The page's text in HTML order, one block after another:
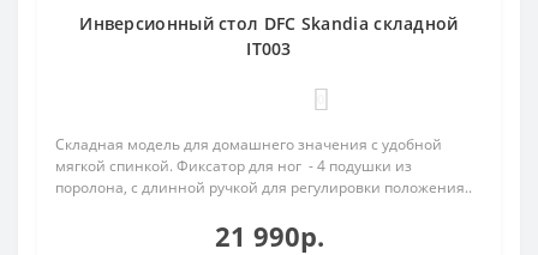
Инверсионный стол DFC Skandia складной
IT003
Складная модель для домашнего значения с удобной
мягкой спинкой. Фиксатор для ног - 4 подушки из
поролона, с длинной ручкой для регулировки положения..
21 990р.